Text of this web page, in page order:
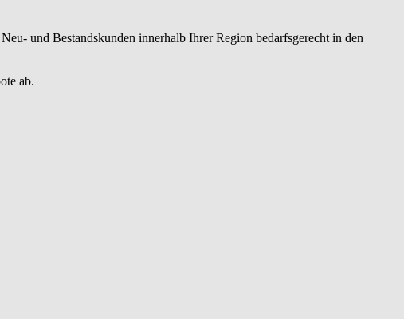
und Bestandskunden innerhalb Ihrer Region bedarfsgerecht in den
ab.